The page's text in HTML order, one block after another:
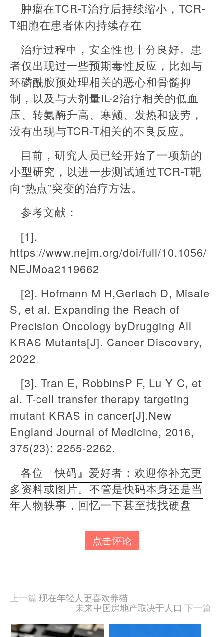
肿瘤在TCR-T治疗后持续缩小，TCR-
T细胞在患者体内持续存在
治疗过程中，安全性也十分良好。患
者仅出现过一些预期毒性反应，比如与
环磷酰胺预处理相关的恶心和骨髓抑
制，以及与大剂量IL-2治疗相关的低血
压、转氨酶升高、寒颤、发热和疲劳，
没有出现与TCR-T相关的不良反应。
目前，研究人员已经开始了一项新的
小型研究，以进一步测试通过TCR-T靶
向“热点”突变的治疗方法。
参考文献：
[1].
https://www.nejm.org/doi/full/10.1056/
NEJMoa2119662
[2]. Hofmann M H,Gerlach D, Misale
S, et al. Expanding the Reach of
Precision Oncology byDrugging All
KRAS Mutants[J]. Cancer Discovery,
2022.
[3]. Tran E, RobbinsP F, Lu Y C, et
al. T-cell transfer therapy targeting
mutant KRAS in cancer[J].New
England Journal of Medicine, 2016,
375(23): 2255-2262.
各位『快码』爱好者：欢迎你补充更
多资料或图片。不管是快码本身还是当
年人物轶事，回忆一下甚至找找硬盘
本
于
2022-
04
点击评论
上一篇 现在年轻人更喜欢养猫
未来中国房地产取决于人口 下一篇
相